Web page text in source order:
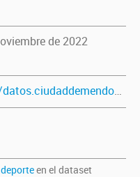
de 2022
https://datos.ciudaddemendoza.gob.ar/dataset/articulos-de-deporte
en el dataset